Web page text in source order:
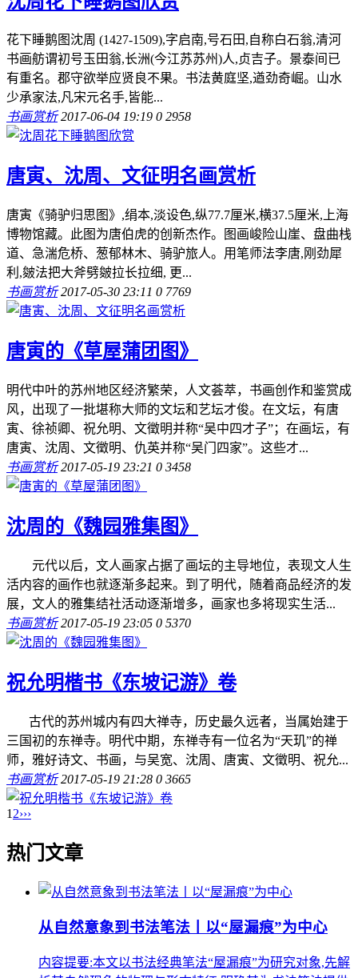
花下睡鹅图沈周 (1427-1509),字启南,号石田,自称白石翁,清河
书画舫谓初号玉田翁,长洲(今江苏苏州)人,贞吉子。景泰间已
有重名。郡守欲举应贤良不果。书法黄庭坚,遒劲奇崛。山水
少承家法,凡宋元名手,皆能...
书画赏析 2017-06-04 19:19 0 2958
唐寅、沈周、文征明名画赏析
唐寅《骑驴归思图》,绢本,淡设色,纵77.7厘米,横37.5厘米,上海
博物馆藏。此图为唐伯虎的创新杰作。图画峻险山崖、盘曲栈
道、急湍危桥、葱郁林木、骑驴旅人。用笔师法李唐,刚劲犀
利,皴法把大斧劈皴拉长拉细, 更...
书画赏析 2017-05-30 23:11 0 7769
唐寅的《草屋蒲团图》
明代中叶的苏州地区经济繁荣，人文荟萃，书画创作和鉴赏成
风，出现了一批堪称大师的文坛和艺坛才俊。在文坛，有唐
寅、徐祯卿、祝允明、文徵明并称“吴中四才子”；在画坛，有
唐寅、沈周、文徵明、仇英并称“吴门四家”。这些才...
书画赏析 2017-05-19 23:21 0 3458
沈周的《魏园雅集图》
元代以后，文人画家占据了画坛的主导地位，表现文人生
活内容的画作也就逐渐多起来。到了明代，随着商品经济的发
展，文人的雅集结社活动逐渐增多，画家也多将现实生活...
书画赏析 2017-05-19 23:05 0 5370
祝允明楷书《东坡记游》卷
古代的苏州城内有四大禅寺，历史最久远者，当属始建于
三国初的东禅寺。明代中期，东禅寺有一位名为“天玑”的禅
师，雅好诗文、书画，与吴宽、沈周、唐寅、文徵明、祝允...
书画赏析 2017-05-19 21:28 0 3665
1 2›››
热门文章
从自然意象到书法笔法丨以“屋漏痕”为中心
内容提要:本文以书法经典笔法“屋漏痕”为研究对象,先解